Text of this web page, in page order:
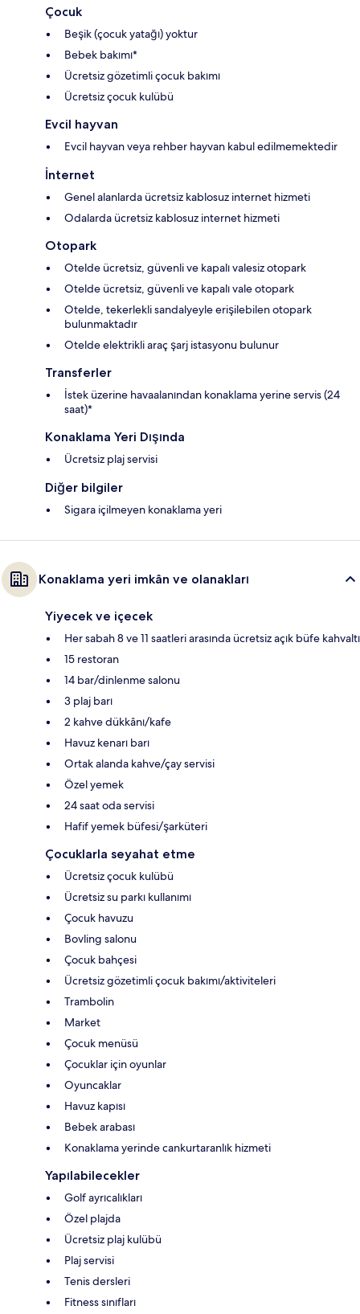
Çocuk
Beşik (çocuk yatağı) yoktur
Bebek bakımı*
Ücretsiz gözetimli çocuk bakımı
Ücretsiz çocuk kulübü
Evcil hayvan
Evcil hayvan veya rehber hayvan kabul edilmemektedir
İnternet
Genel alanlarda ücretsiz kablosuz internet hizmeti
Odalarda ücretsiz kablosuz internet hizmeti
Otopark
Otelde ücretsiz, güvenli ve kapalı valesiz otopark
Otelde ücretsiz, güvenli ve kapalı vale otopark
Otelde, tekerlekli sandalyeyle erişilebilen otopark
bulunmaktadır
Otelde elektrikli araç şarj istasyonu bulunur
Transferler
İstek üzerine havaalanından konaklama yerine servis (24
saat)*
Konaklama Yeri Dışında
Ücretsiz plaj servisi
Diğer bilgiler
Sigara içilmeyen konaklama yeri
Konaklama yeri imkân ve olanakları
Yiyecek ve içecek
Her sabah 8 ve 11 saatleri arasında ücretsiz açık büfe kahvaltı
15 restoran
14 bar/dinlenme salonu
3 plaj barı
2 kahve dükkânı/kafe
Havuz kenarı barı
Ortak alanda kahve/çay servisi
Özel yemek
24 saat oda servisi
Hafif yemek büfesi/şarküteri
Çocuklarla seyahat etme
Ücretsiz çocuk kulübü
Ücretsiz su parkı kullanımı
Çocuk havuzu
Bovling salonu
Çocuk bahçesi
Ücretsiz gözetimli çocuk bakımı/aktiviteleri
Trambolin
Market
Çocuk menüsü
Çocuklar için oyunlar
Oyuncaklar
Havuz kapısı
Bebek arabası
Konaklama yerinde cankurtaranlık hizmeti
Yapılabilecekler
Golf ayrıcalıkları
Özel plajda
Ücretsiz plaj kulübü
Plaj servisi
Tenis dersleri
Fitness sınıfları